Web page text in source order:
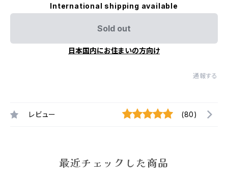
International shipping available
Sold out
日本国内にお住まいの方向け
通報する
レビュー (80)
最近チェックした商品